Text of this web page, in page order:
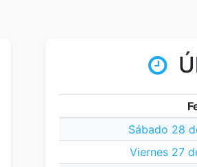
Sábado 28
Viernes 27